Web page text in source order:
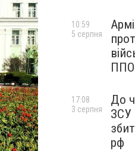
ППО
10:59
5 серпня
До
ЗСУ
рф
17:08
3 серпня